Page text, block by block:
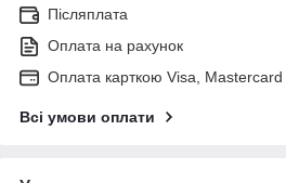
Післяплата
Оплата на рахунок
Оплата карткою Visa,
Всі умови оплати